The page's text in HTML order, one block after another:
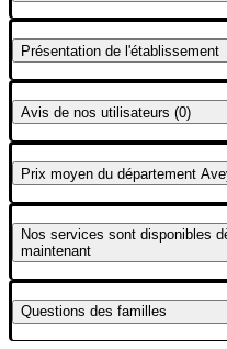
Présentation de l'établissement
Avis de nos utilisateurs (0)
Prix moyen du département
Nos services sont disponibles
maintenant
Questions des familles